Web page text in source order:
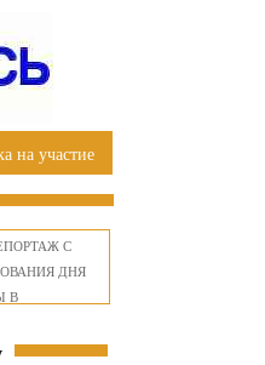
на участие
С
ДНЯ
В
БРАТСКА